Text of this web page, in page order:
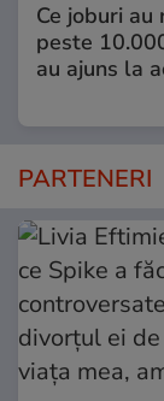
Ce joburi au
peste
au ajuns la
PARTENERI